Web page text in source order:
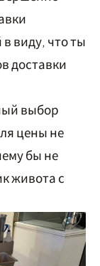
виду, что ты
доставки
выбор
цены не
бы не
живота с